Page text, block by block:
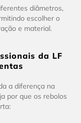
diâmetros,
escolher o
e material.
da LF
a diferença na
por que os rebolos